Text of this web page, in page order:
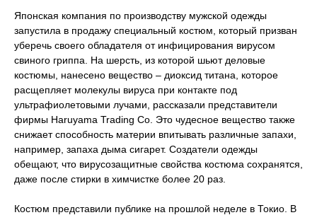
Японская компания по производству мужской одежды
запустила в продажу специальный костюм, который призван
уберечь своего обладателя от инфицирования вирусом
свиного гриппа. На шерсть, из которой шьют деловые
костюмы, нанесено вещество – диоксид титана, которое
расщепляет молекулы вируса при контакте под
ультрафиолетовыми лучами, рассказали представители
фирмы Haruyama Trading Co. Это чудесное вещество также
снижает способность материи впитывать различные запахи,
например, запаха дыма сигарет. Создатели одежды
обещают, что вирусозащитные свойства костюма сохранятся,
даже после стирки в химчистке более 20 раз.
Костюм представили публике на прошлой неделе в Токио. В